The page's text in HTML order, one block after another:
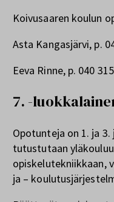
Koivusaaren koulun
Asta Kangasjärvi, p.
Eeva Rinne, p. 040
7. -
Opotunteja on 1. ja
tutustutaan
opiskelutekniikkaan,
ja –